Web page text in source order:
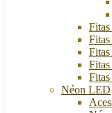
Néon LED